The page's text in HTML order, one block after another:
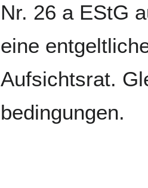
Nr. 26 a EStG
eine
Aufsichtsrat.
bedingungen.